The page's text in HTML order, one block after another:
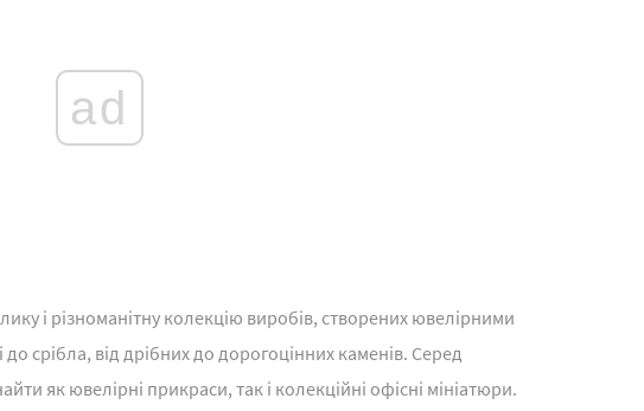
ad
і різноманітну колекцію виробів, створених ювелірними
срібла, від дрібних до дорогоцінних каменів. Серед
як ювелірні прикраси, так і колекційні офісні мініатюри.